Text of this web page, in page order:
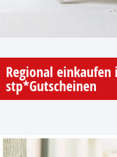
Regional
stp*Gutscheinen